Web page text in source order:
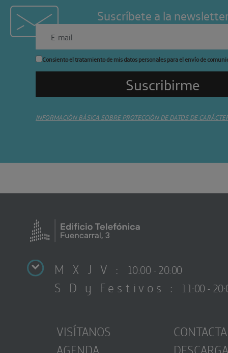
Suscríbete a la
Consiento el tratamiento de mis datos personales para el envío de
INFORMACIÓN BÁSICA SOBRE PROTECCIÓN DE DATOS DE
M X J V : 10:00 - 20:00
S D y Festivos : 11:00 -
VISÍTANOS
AGENDA
CONTACTA